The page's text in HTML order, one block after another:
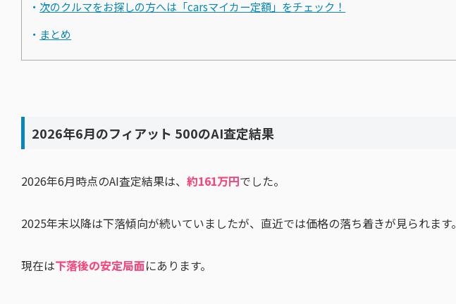
次のクルマをお探しの方へは「carsマイカー定額」をチェック！
まとめ
2026年6月のフィアット 500のAI査定結果
2026年6月時点のAI査定結果は、 約161万円でした。
2025年末以降は下落傾向が続いていましたが、直近では価格の落ち着きが見られます。
現在は下落後の安定局面にあります。